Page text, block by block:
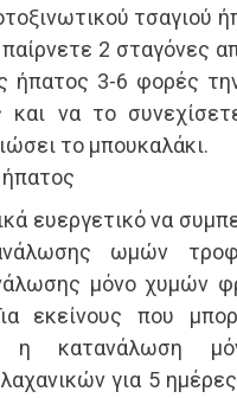
τσαγιού
2 σταγόνες
ήπατος 3-6 φορές
και να το
το μπουκαλάκι.
ευεργετικό να
ωμών
μόνο χυμών
εκείνους που
η κατανάλωση
για 5 ημέρες